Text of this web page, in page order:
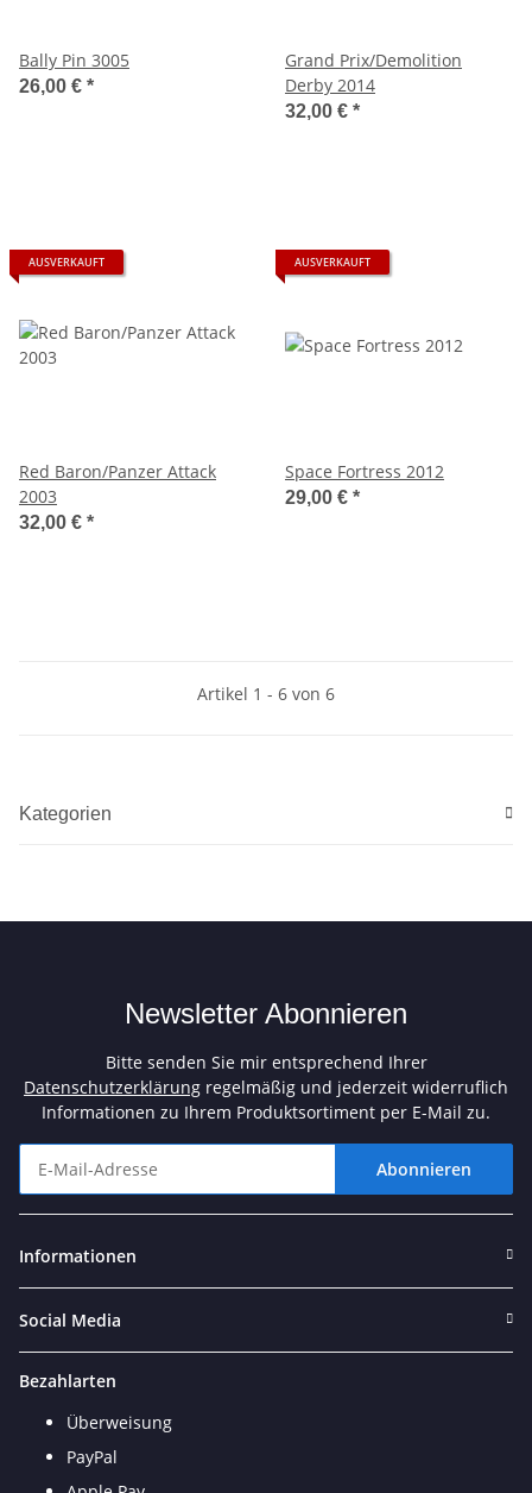
Bally Pin 3005
26,00 € *
Grand Prix/Demolition
Derby 2014
32,00 € *
AUSVERKAUFT
Red Baron/Panzer Attack
2003
32,00 € *
AUSVERKAUFT
Space Fortress 2012
29,00 € *
Artikel 1 - 6 von 6
Kategorien
Newsletter Abonnieren
Bitte senden Sie mir entsprechend Ihrer
Datenschutzerklärung regelmäßig und jederzeit widerruflich
Informationen zu Ihrem Produktsortiment per E-Mail zu.
Abonnieren
Informationen
Social Media
Bezahlarten
Überweisung
PayPal